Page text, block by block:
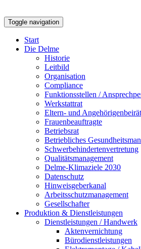
Toggle navigation
Start
Die Delme
Historie
Leitbild
Organisation
Compliance
Funktionsstellen /
Werkstattrat
Eltern- und
Frauenbeauftragte
Betriebsrat
Betriebliches
Schwerbehindertenvertretung
Qualitätsmanagement
Delme-Klimaziele 2030
Datenschutz
Hinweisgeberkanal
Arbeitsschutzmanagement
Gesellschafter
Produktion & Dienstleistungen
Dienstleistungen / Handwerk
Aktenvernichtung
Bürodienstleistungen